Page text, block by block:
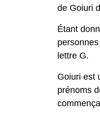
de Goiuri
Étant
lettre G.
Goiuri est
prénoms